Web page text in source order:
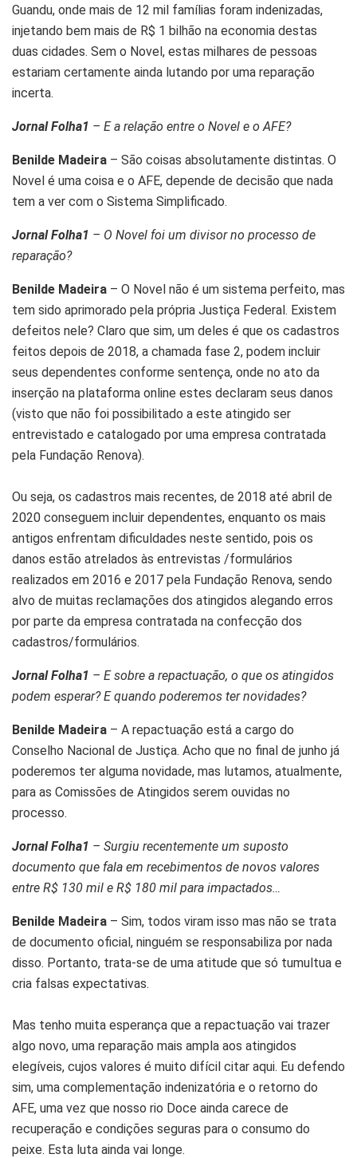
Guandu, onde mais de 12 mil famílias foram indenizadas,
injetando bem mais de R$ 1 bilhão na economia destas
duas cidades. Sem o Novel, estas milhares de pessoas
estariam certamente ainda lutando por uma reparação
incerta.
Jornal Folha1 – E a relação entre o Novel e o AFE?
Benilde Madeira – São coisas absolutamente distintas. O
Novel é uma coisa e o AFE, depende de decisão que nada
tem a ver com o Sistema Simplificado.
Jornal Folha1 – O Novel foi um divisor no processo de
reparação?
Benilde Madeira – O Novel não é um sistema perfeito, mas
tem sido aprimorado pela própria Justiça Federal. Existem
defeitos nele? Claro que sim, um deles é que os cadastros
feitos depois de 2018, a chamada fase 2, podem incluir
seus dependentes conforme sentença, onde no ato da
inserção na plataforma online estes declaram seus danos
(visto que não foi possibilitado a este atingido ser
entrevistado e catalogado por uma empresa contratada
pela Fundação Renova).
Ou seja, os cadastros mais recentes, de 2018 até abril de
2020 conseguem incluir dependentes, enquanto os mais
antigos enfrentam dificuldades neste sentido, pois os
danos estão atrelados às entrevistas /formulários
realizados em 2016 e 2017 pela Fundação Renova, sendo
alvo de muitas reclamações dos atingidos alegando erros
por parte da empresa contratada na confecção dos
cadastros/formulários.
Jornal Folha1 – E sobre a repactuação, o que os atingidos
podem esperar? E quando poderemos ter novidades?
Benilde Madeira – A repactuação está a cargo do
Conselho Nacional de Justiça. Acho que no final de junho já
poderemos ter alguma novidade, mas lutamos, atualmente,
para as Comissões de Atingidos serem ouvidas no
processo.
Jornal Folha1 – Surgiu recentemente um suposto
documento que fala em recebimentos de novos valores
entre R$ 130 mil e R$ 180 mil para impactados…
Benilde Madeira – Sim, todos viram isso mas não se trata
de documento oficial, ninguém se responsabiliza por nada
disso. Portanto, trata-se de uma atitude que só tumultua e
cria falsas expectativas.
Mas tenho muita esperança que a repactuação vai trazer
algo novo, uma reparação mais ampla aos atingidos
elegíveis, cujos valores é muito difícil citar aqui. Eu defendo
sim, uma complementação indenizatória e o retorno do
AFE, uma vez que nosso rio Doce ainda carece de
recuperação e condições seguras para o consumo do
peixe. Esta luta ainda vai longe.